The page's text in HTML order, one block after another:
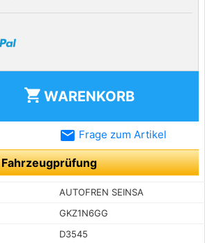
shopping_cart WARENKORB
email Frage zum Artikel
Fahrzeugprüfung
AUTOFREN SEINSA
GKZ1N6GG
D3545